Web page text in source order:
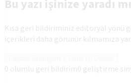
Bu yazı işinize yaradı
Kısa geri bildiriminiz editoryal yönü
içerikleri daha görünür kılmamıza
0 olumlu geri bildirim0 geliştirme